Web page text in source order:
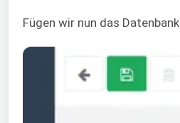
Fügen wir nun das